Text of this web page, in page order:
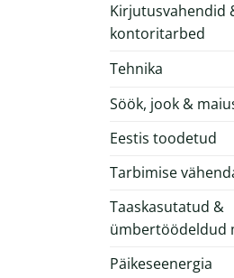
Kirjutusvahendid
kontoritarbed
Tehnika
Söök, jook &
Eestis toodetud
Tarbimise
Taaskasutatud &
ümbertöödeldud
Päikeseenergia